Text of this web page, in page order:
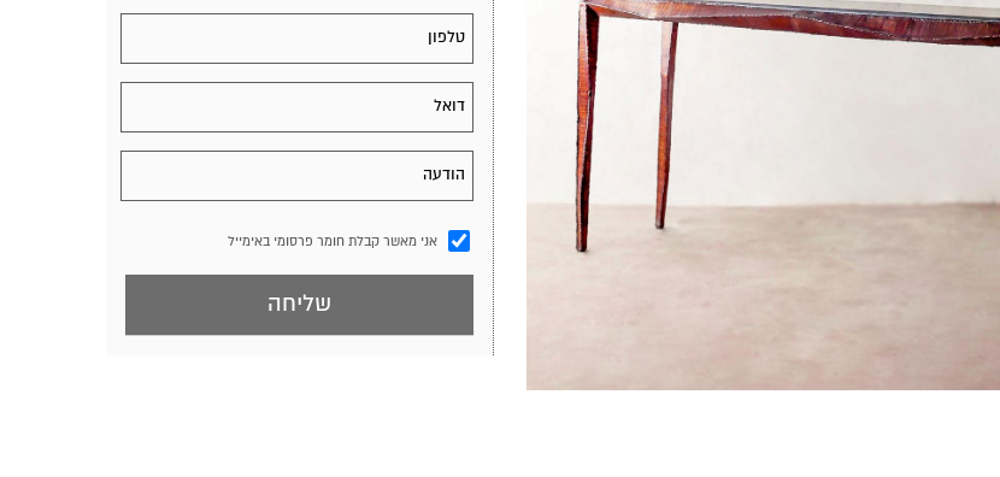
אני מאשר קבלת חומר פרסומי באימייל